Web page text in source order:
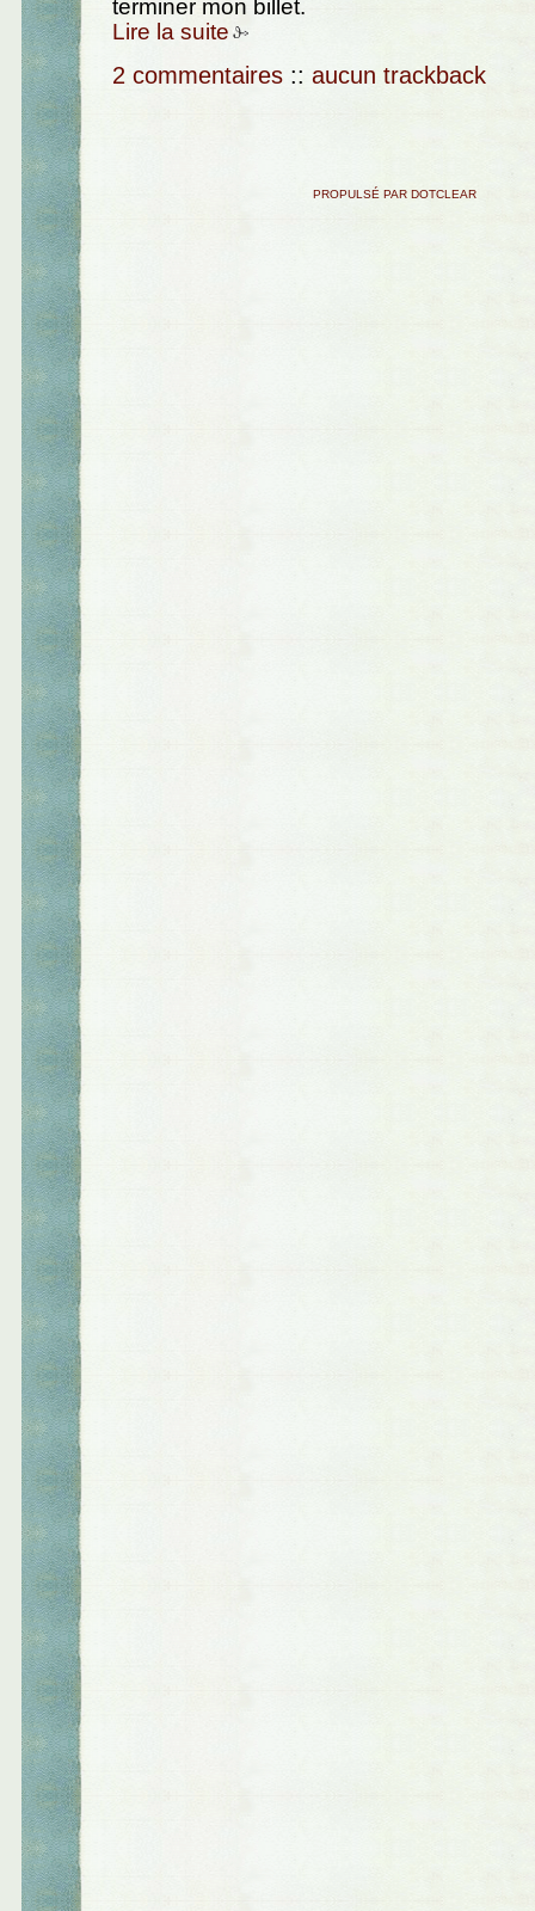
terminer mon billet.
Lire la suite
2 commentaires :: aucun trackback
PROPULSÉ PAR DOTCLEAR